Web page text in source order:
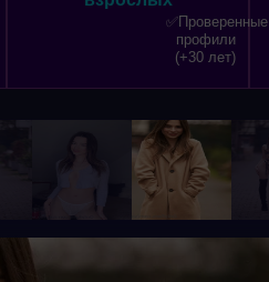
✅Проверенные
профили
(+30 лет)